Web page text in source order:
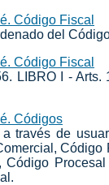
Código Fiscal
del
Código Fiscal
LIBRO I - Arts.
Códigos
través de
Código
Código